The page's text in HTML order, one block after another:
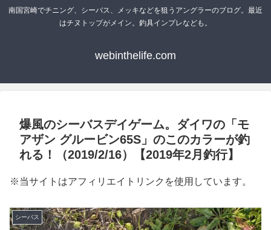
南国宮崎でチニング、シーバス、メッキなどを狙うアングラーのブログ。最近
はチヌトップがメイン。釣具インプレなども。
webinthelife.com
爆風のシーバスデイゲーム。ダイワの「モ
アザン グルービン65S」のこのカラーが釣
れる！（2019/2/16）【2019年2月釣行】
※当サイトはアフィリエイトリンクを使用しています。
シーバス